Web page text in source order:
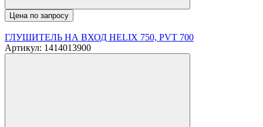
Цена по запросу
ГЛУШИТЕЛЬ НА ВХОД HELIX 750, PVT 700
Артикул: 1414013900